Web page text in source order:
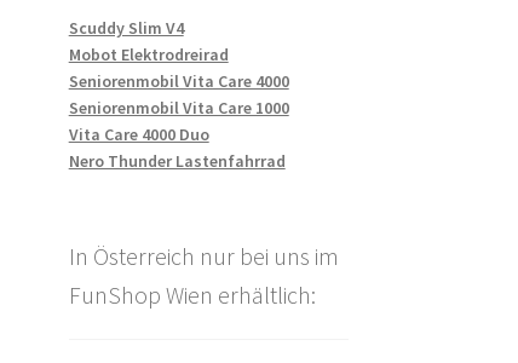
Scuddy Slim V4
Mobot Elektrodreirad
Seniorenmobil Vita Care 4000
Seniorenmobil Vita Care 1000
Vita Care 4000 Duo
Nero Thunder Lastenfahrrad
In Österreich nur bei uns im
FunShop Wien erhältlich: